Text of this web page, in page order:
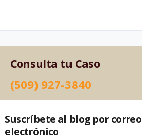
Consulta tu Caso
(509) 927-3840
Suscríbete al blog por correo
electrónico